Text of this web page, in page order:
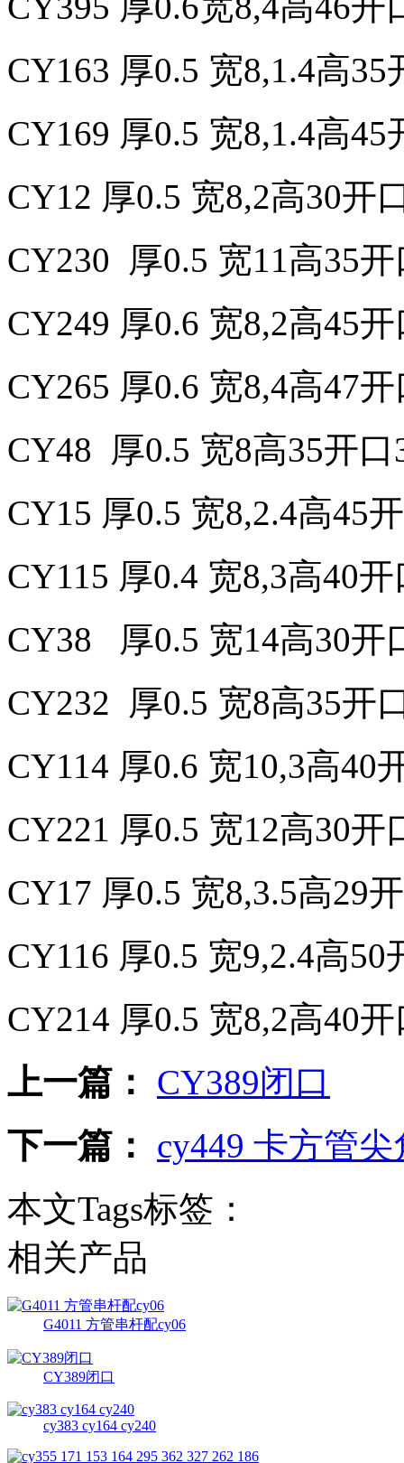
CY163 厚0.5 宽8,1.4高
CY169 厚0.5 宽8,1.4高
CY12 厚0.5 宽8,2高30开
CY230 厚0.5 宽11高35
CY249 厚0.6 宽8,2高45
CY265 厚0.6 宽8,4高47
CY48 厚0.5 宽8高35开
CY15 厚0.5 宽8,2.4高45
CY115 厚0.4 宽8,3高40
CY38 厚0.5 宽14高30开
CY232 厚0.5 宽8高35开
CY114 厚0.6 宽10,3高40
CY221 厚0.5 宽12高30
CY17 厚0.5 宽8,3.5高29
CY116 厚0.5 宽9,2.4高50
CY214 厚0.5 宽8,2高40
上一篇：
CY389闭口
下一篇：
cy449 卡方管
本文Tags标签：
相关产品
G4011 方管串杆配cy06
CY389闭口
cy383 cy164 cy240